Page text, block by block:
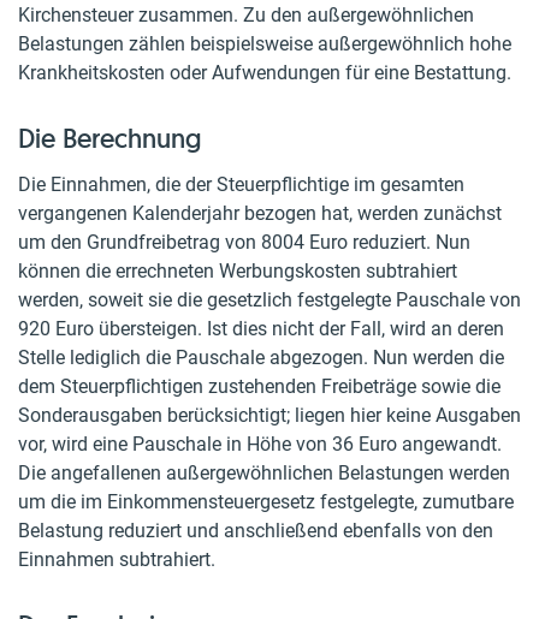
Kirchensteuer zusammen. Zu den außergewöhnlichen
Belastungen zählen beispielsweise außergewöhnlich hohe
Krankheitskosten oder Aufwendungen für eine Bestattung.
Die Berechnung
Die Einnahmen, die der Steuerpflichtige im gesamten
vergangenen Kalenderjahr bezogen hat, werden zunächst
um den Grundfreibetrag von 8004 Euro reduziert. Nun
können die errechneten Werbungskosten subtrahiert
werden, soweit sie die gesetzlich festgelegte Pauschale von
920 Euro übersteigen. Ist dies nicht der Fall, wird an deren
Stelle lediglich die Pauschale abgezogen. Nun werden die
dem Steuerpflichtigen zustehenden Freibeträge sowie die
Sonderausgaben berücksichtigt; liegen hier keine Ausgaben
vor, wird eine Pauschale in Höhe von 36 Euro angewandt.
Die angefallenen außergewöhnlichen Belastungen werden
um die im Einkommensteuergesetz festgelegte, zumutbare
Belastung reduziert und anschließend ebenfalls von den
Einnahmen subtrahiert.